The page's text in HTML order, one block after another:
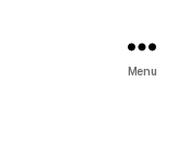
Menu